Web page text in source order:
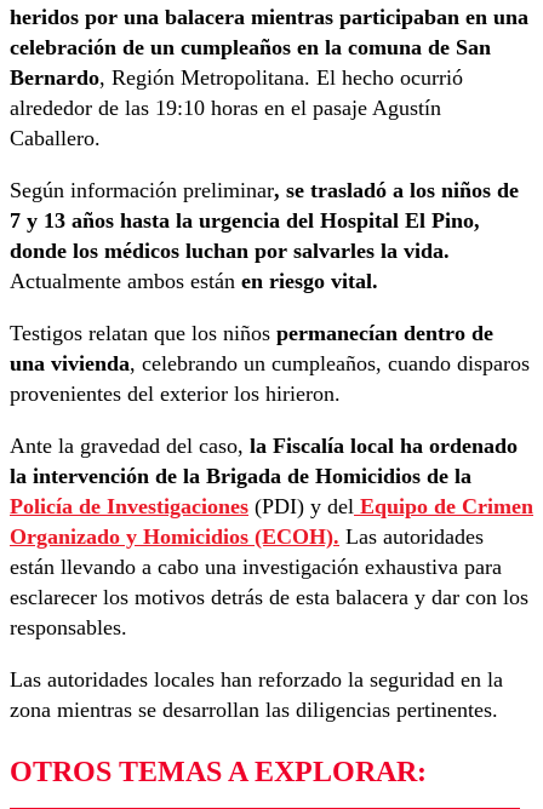
heridos por una balacera mientras participaban en una
celebración de un cumpleaños en la comuna de San
Bernardo, Región Metropolitana. El hecho ocurrió
alrededor de las 19:10 horas en el pasaje Agustín
Caballero.
Según información preliminar, se trasladó a los niños de
7 y 13 años hasta la urgencia del Hospital El Pino,
donde los médicos luchan por salvarles la vida.
Actualmente ambos están en riesgo vital.
Testigos relatan que los niños permanecían dentro de
una vivienda, celebrando un cumpleaños, cuando disparos
provenientes del exterior los hirieron.
Ante la gravedad del caso, la Fiscalía local ha ordenado
la intervención de la Brigada de Homicidios de la
Policía de Investigaciones (PDI) y del Equipo de Crimen
Organizado y Homicidios (ECOH). Las autoridades
están llevando a cabo una investigación exhaustiva para
esclarecer los motivos detrás de esta balacera y dar con los
responsables.
Las autoridades locales han reforzado la seguridad en la
zona mientras se desarrollan las diligencias pertinentes.
OTROS TEMAS A EXPLORAR: